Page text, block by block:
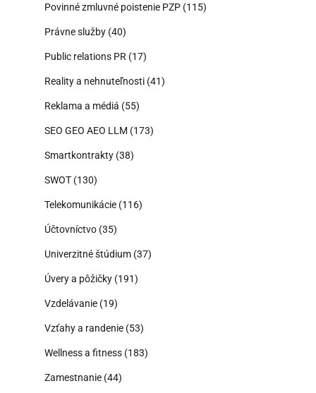
Povinné zmluvné poistenie PZP (115)
Právne služby (40)
Public relations PR (17)
Reality a nehnuteľnosti (41)
Reklama a médiá (55)
SEO GEO AEO LLM (173)
Smartkontrakty (38)
SWOT (130)
Telekomunikácie (116)
Účtovníctvo (35)
Univerzitné štúdium (37)
Úvery a pôžičky (191)
Vzdelávanie (19)
Vzťahy a randenie (53)
Wellness a fitness (183)
Zamestnanie (44)